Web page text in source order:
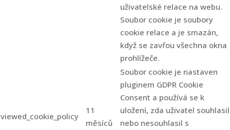
uživatelské relace na webu.
Soubor cookie je soubory
cookie relace a je smazán,
když se zavřou všechna okna
prohlížeče.
viewed_cookie_policy
11
měsíců
Soubor cookie je nastaven
pluginem GDPR Cookie
Consent a používá se k
uložení, zda uživatel souhlasil
nebo nesouhlasil s